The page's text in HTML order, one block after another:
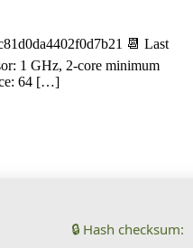
📆 Last
1 GHz, 2-core minimum
64 […]
🔒 Hash checksum: